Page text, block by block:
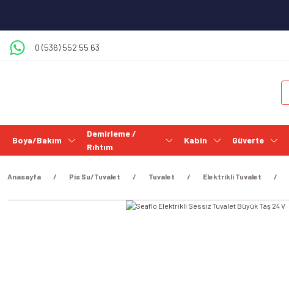
0 (536) 552 55 63
Boya/Bakım
Demirleme /
Rıhtım
Kabin Güverte
Anasayfa Pis Su/Tuvalet Tuvalet Elektrikli Tuvalet